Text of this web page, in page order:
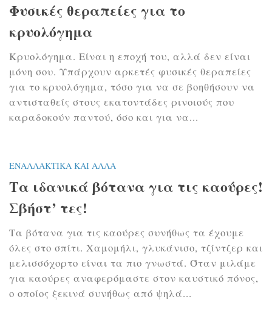
Φυσικές θεραπείες για το
κρυολόγημα
Κρυολόγημα. Είναι η εποχή του, αλλά δεν είναι
μόνη σου. Υπάρχουν αρκετές φυσικές θεραπείες
για το κρυολόγημα, τόσο για να σε βοηθήσουν να
αντισταθείς στους εκατοντάδες ρινοιούς που
καραδοκούν παντού, όσο και για να...
ΕΝΑΛΛΑΚΤΙΚΆ ΚΑΙ ΆΛΛΑ
Τα ιδανικά βότανα για τις καούρες!
Σβήστ’ τες!
Τα βότανα για τις καούρες συνήθως τα έχουμε
όλες στο σπίτι. Χαμομήλι, γλυκάνισο, τζίντζερ και
μελισσόχορτο είναι τα πιο γνωστά. Όταν μιλάμε
για καούρες αναφερόμαστε στον καυστικό πόνος,
ο οποίος ξεκινά συνήθως από ψηλά...